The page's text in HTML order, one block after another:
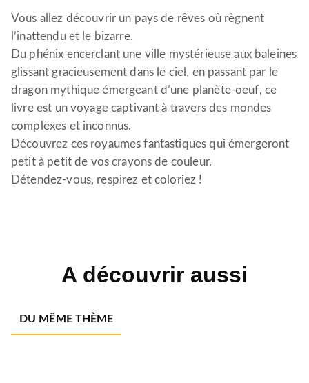
Vous allez découvrir un pays de rêves où règnent
l’inattendu et le bizarre.
Du phénix encerclant une ville mystérieuse aux baleines
glissant gracieusement dans le ciel, en passant par le
dragon mythique émergeant d’une planète-oeuf, ce
livre est un voyage captivant à travers des mondes
complexes et inconnus.
Découvrez ces royaumes fantastiques qui émergeront
petit à petit de vos crayons de couleur.
Détendez-vous, respirez et coloriez !
A découvrir aussi
DU MÊME THÈME